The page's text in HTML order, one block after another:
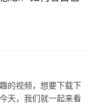
的视频，想要下载下
天，我们就一起来看